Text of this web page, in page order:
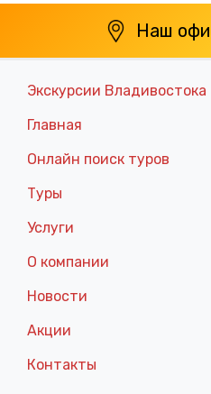
Наш
Экскурсии Владивостока
Главная
Онлайн поиск туров
Туры
Услуги
О компании
Новости
Акции
Контакты